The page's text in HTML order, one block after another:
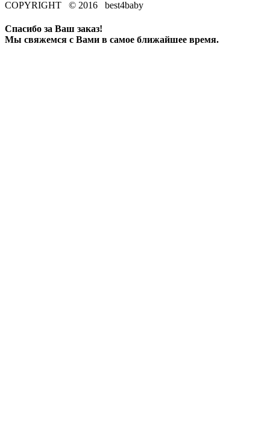
COPYRIGHT © 2016 best4baby
Спасибо за Ваш заказ!
Мы свяжемся с Вами в самое ближайшее время.